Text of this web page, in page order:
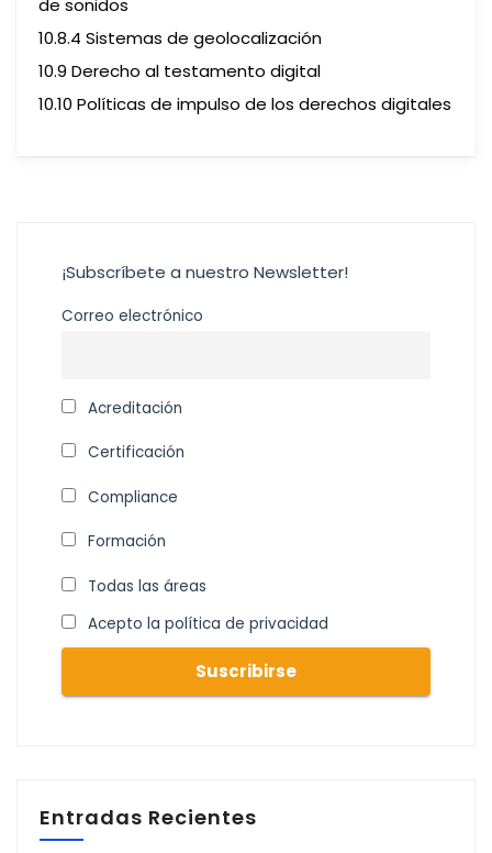
10.8.4 Sistemas de geolocalización
10.9 Derecho al testamento digital
10.10 Políticas de impulso de los derechos digitales
¡Subscríbete a nuestro Newsletter!
Correo electrónico
Acreditación
Certificación
Compliance
Formación
Todas las áreas
Acepto la política de privacidad
Entradas Recientes